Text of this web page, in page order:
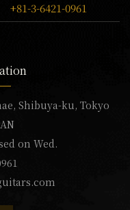
+81-3-6421-0961
Shibuya-ku, Tokyo
on Wed.